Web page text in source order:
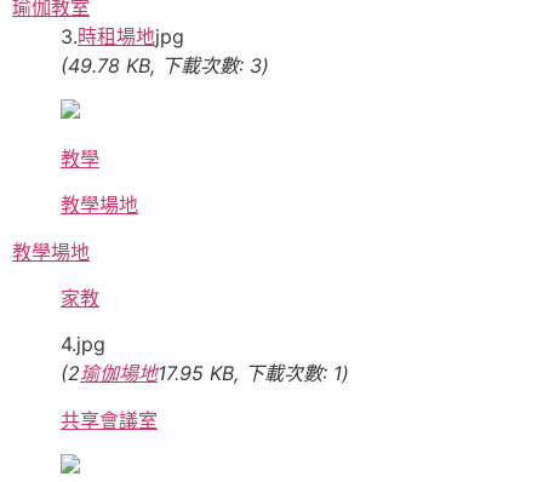
瑜伽教室
3.時租場地jpg
(49.78 KB, 下載次數: 3)
教學
教學場地
教學場地
家教
4.jpg
(2瑜伽場地17.95 KB, 下載次數: 1)
共享會議室